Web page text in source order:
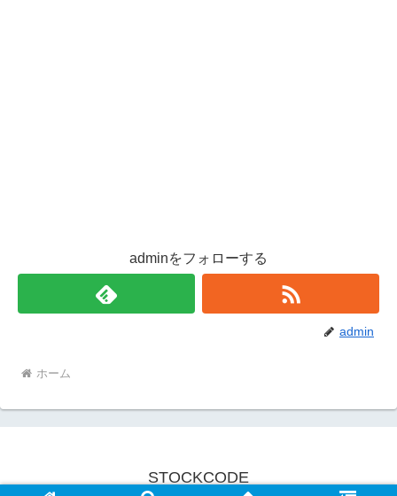
adminをフォローする
admin
ホーム
STOCKCODE